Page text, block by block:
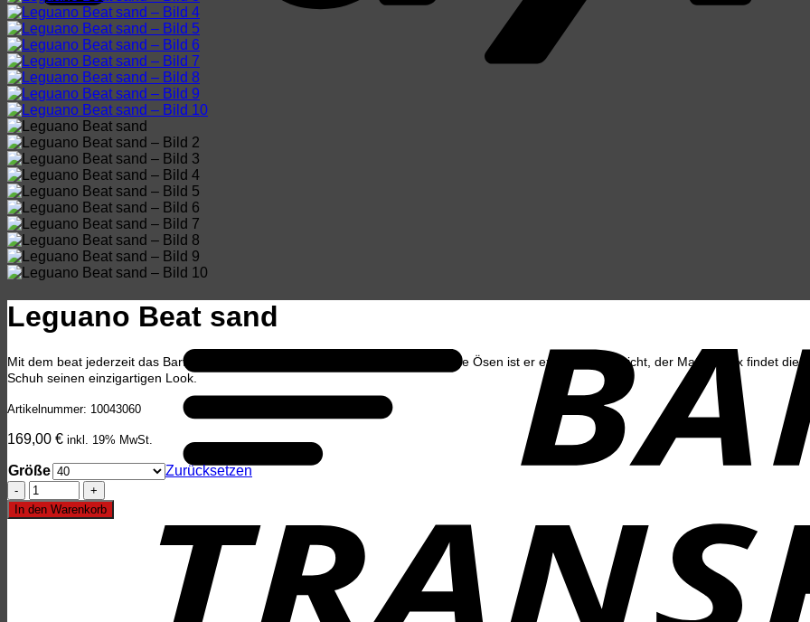
Leguano Beat sand
Mit dem beat jederzeit das Barfußgefühl genießen. Komplett ohne Metallteile wie Ösen ist er extrem pflegeleicht, der Materialmix findet die
Schuh seinen einzigartigen Look.
Artikelnummer: 10043060
169,00 € inkl. 19% MwSt.
Größe
Zurücksetzen
Leguano
Beat
sand
In den Warenkorb